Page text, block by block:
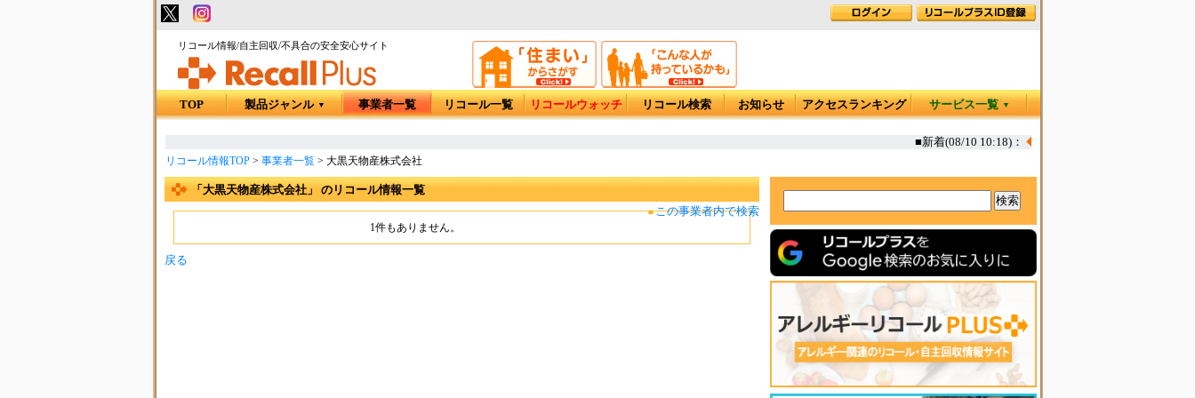
リコール情報/自主回収/不具合の安全安心サイト
TOP 製品ジャンル ▼ 事業者一覧 リコール一覧 リコールウォッチ リコール検索 お知らせ アクセスランキング サービス一覧 ▼
■新着(08/10 10:18)：◆和養生にゅうめん鴨南蛮 一部
リコール情報TOP> 事業者一覧> 大黒天物産株式会社
「大黒天物産株式会社」 のリコール情報一覧
■この事業者内で検索
1件もありません。
戻る